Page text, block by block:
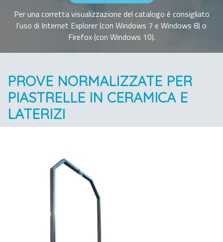
Per una corretta visualizzazione del catalogo è consigliato
l'uso di Internet Explorer (con Windows 7 e Windows 8) o
Firefox (con Windows 10).
PROVE NORMALIZZATE PER
PIASTRELLE IN CERAMICA E
LATERIZI